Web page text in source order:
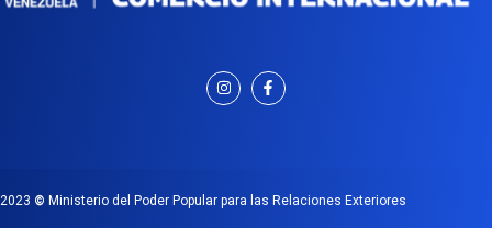
2023 © Ministerio del Poder Popular para las Relaciones Exteriores